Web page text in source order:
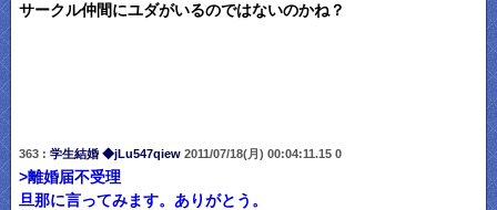
サークル仲間にユダがいるのではないのかね？
363 : 学生結婚 ◆jLu547qiew 2011/07/18(月) 00:04:11.15 0
>離婚届不受理
旦那に言ってみます。ありがとう。